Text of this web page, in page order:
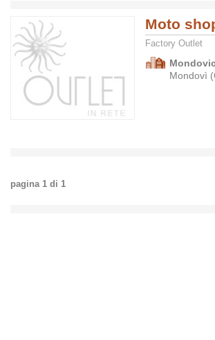
Moto
Factory Outlet
Mondovì
pagina 1 di 1